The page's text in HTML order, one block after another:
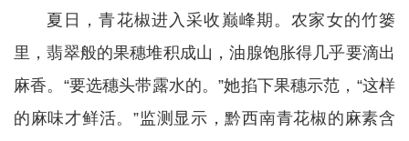
夏日，青花椒进入采收巅峰期。农家女的竹篓
里，翡翠般的果穗堆积成山，油腺饱胀得几乎要滴出
麻香。“要选穗头带露水的。”她掐下果穗示范，“这样
的麻味才鲜活。”监测显示，黔西南青花椒的麻素含